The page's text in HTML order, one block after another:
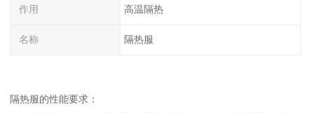
作用 高温隔热
名称 隔热服
隔热服的性能要求：